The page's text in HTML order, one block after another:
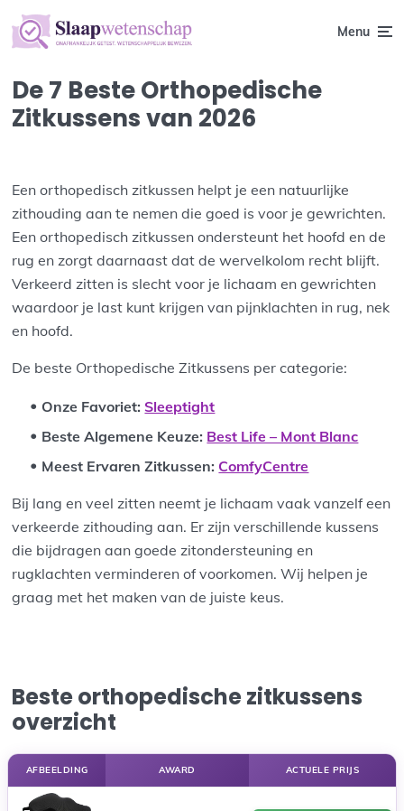
Menu
De 7 Beste Orthopedische
Zitkussens van 2026
Een orthopedisch zitkussen helpt je een natuurlijke
zithouding aan te nemen die goed is voor je gewrichten.
Een orthopedisch zitkussen ondersteunt het hoofd en de
rug en zorgt daarnaast dat de wervelkolom recht blijft.
Verkeerd zitten is slecht voor je lichaam en gewrichten
waardoor je last kunt krijgen van pijnklachten in rug, nek
en hoofd.
De beste Orthopedische Zitkussens per categorie:
Onze Favoriet:Sleeptight
Beste Algemene Keuze: Best Life – Mont Blanc
Meest Ervaren Zitkussen: ComfyCentre
Bij lang en veel zitten neemt je lichaam vaak vanzelf een
verkeerde zithouding aan. Er zijn verschillende kussens
die bijdragen aan goede zitondersteuning en
rugklachten verminderen of voorkomen. Wij helpen je
graag met het maken van de juiste keus.
Beste orthopedische zitkussens
overzicht
AFBEELDING AWARD ACTUELE PRIJS